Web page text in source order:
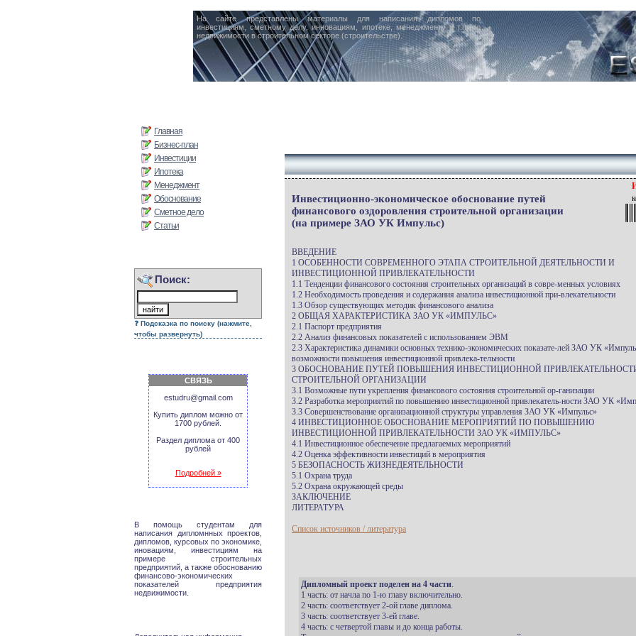
На сайте представлены материалы для написания дипломов по
инвестициям, сметному делу, инновациям, ипотеке, менеджменту и т.п. по
недвижимости в строительном секторе (строительстве).
Главная
Бизнес-план
Инвестиции
Ипотека
Менеджмент
Обоснование
Сметное дело
Статьи
Поиск:
Подсказка по поиску (нажмите,
чтобы развернуть)
СВЯЗЬ
estudru@gmail.com
Купить диплом можно от
1700 рублей.
Раздел диплома от 400
рублей
Подробней »
В помощь студентам для
написания дипломнных проектов,
дипломов, курсовых по экономике,
иновациям, инвестициям на
примере строительных
предприятий, а также обоснованию
финансово-экономических
показателей предприятия
недвижимости.
Инвестиционно-экономическое обоснование путей
финансового оздоровления строительной организации
(на примере ЗАО УК Импульс)
ВВЕДЕНИЕ
1 ОСОБЕННОСТИ СОВРЕМЕННОГО ЭТАПА СТРОИТЕЛЬНОЙ ДЕЯТЕЛЬНОСТИ И
ИНВЕСТИЦИОННОЙ ПРИВЛЕКАТЕЛЬНОСТИ
1.1 Тенденции финансового состояния строительных организаций в совре-менных условиях
1.2 Необходимость проведения и содержания анализа инвестиционной при-влекательности
1.3 Обзор существующих методик финансового анализа
2 ОБЩАЯ ХАРАКТЕРИСТИКА ЗАО УК «ИМПУЛЬС»
2.1 Паспорт предприятия
2.2 Анализ финансовых показателей с использованием ЭВМ
2.3 Характеристика динамики основных технико-экономических показате-лей ЗАО УК
возможности повышения инвестиционной привлека-тельности
3 ОБОСНОВАНИЕ ПУТЕЙ ПОВЫШЕНИЯ ИНВЕСТИЦИОННОЙ
СТРОИТЕЛЬНОЙ ОРГАНИЗАЦИИ
3.1 Возможные пути укрепления финансового состояния строительной ор-ганизации
3.2 Разработка мероприятий по повышению инвестиционной привлекатель-ности ЗАО УК
3.3 Совершенствование организационной структуры управления ЗАО УК «Импульс»
4 ИНВЕСТИЦИОННОЕ ОБОСНОВАНИЕ МЕРОПРИЯТИЙ ПО ПОВЫШЕНИЮ
ИНВЕСТИЦИОННОЙ ПРИВЛЕКАТЕЛЬНОСТИ ЗАО УК «ИМПУЛЬС»
4.1 Инвестиционное обеспечение предлагаемых мероприятий
4.2 Оценка эффективности инвестиций в мероприятия
5 БЕЗОПАСНОСТЬ ЖИЗНЕДЕЯТЕЛЬНОСТИ
5.1 Охрана труда
5.2 Охрана окружающей среды
ЗАКЛЮЧЕНИЕ
ЛИТЕРАТУРА
Список источников / литература
Дипломный проект поделен на 4 части.
1 часть: от начла по 1-ю главу включительно.
2 часть: соответствует 2-ой главе диплома.
3 часть: соответствует 3-ей главе.
4 часть: с четвертой главы и до конца работы.